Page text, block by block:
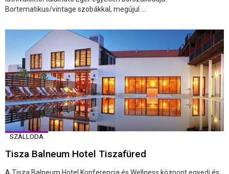
Bortematikus/vintage szobákkal, megújul ...
SZÁLLODA
Tisza Balneum Hotel Tiszafüred